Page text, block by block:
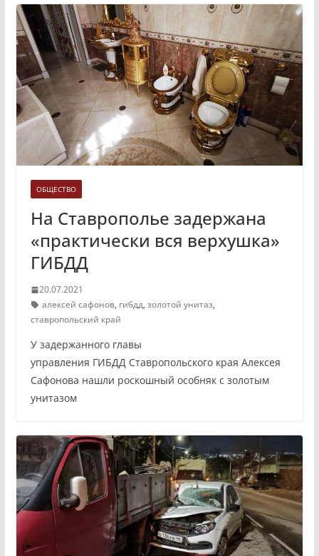
ОБЩЕСТВО
На Ставрополье задержана
«практически вся верхушка»
ГИБДД
20.07.2021
алексей сафонов, гибдд, золотой унитаз,
ставропольский край
У задержанного главы
управления ГИБДД Ставропольского края Алексея
Сафонова нашли роскошный особняк с золотым
унитазом